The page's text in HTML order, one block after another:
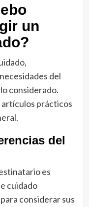
un
del
considerado.
prácticos
del
es
cuidado
considerar sus